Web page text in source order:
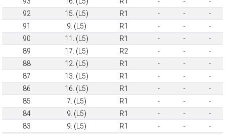
92
15. (L5) R1 - -
-
91
9. (L5) R1 - -
-
90
11. (L5) R1 - -
-
89
17. (L5) R2 - -
-
88
12. (L5) R1 - -
-
87
13. (L5) R1 - -
-
86
16. (L5) R1 - -
-
85
7. (L5) R1 - -
-
84
9. (L5) R1 - -
-
83
9. (L5) R1 - -
-